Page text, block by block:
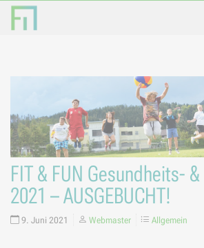
FIT & FUN Gesundheits-
2021 – AUSGEBUCHT!
9. Juni 2021 Webmaster Allgemein